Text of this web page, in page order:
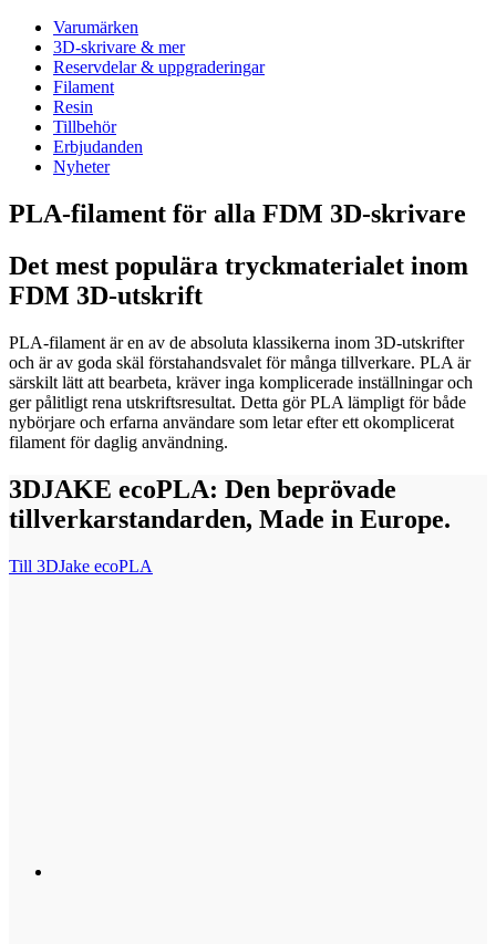
Varumärken
3D-skrivare & mer
Reservdelar & uppgraderingar
Filament
Resin
Tillbehör
Erbjudanden
Nyheter
PLA-filament för alla FDM 3D-skrivare
Det mest populära tryckmaterialet inom
FDM 3D-utskrift
PLA-filament är en av de absoluta klassikerna inom 3D-utskrifter
och är av goda skäl förstahandsvalet för många tillverkare. PLA är
särskilt lätt att bearbeta, kräver inga komplicerade inställningar och
ger pålitligt rena utskriftsresultat. Detta gör PLA lämpligt för både
nybörjare och erfarna användare som letar efter ett okomplicerat
filament för daglig användning.
3DJAKE ecoPLA: Den beprövade
tillverkarstandarden, Made in Europe.
Till 3DJake ecoPLA